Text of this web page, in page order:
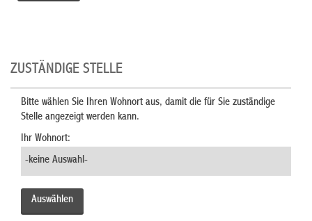
ZUSTÄNDIGE STELLE
Bitte wählen Sie Ihren Wohnort aus, damit die für Sie zuständige
Stelle angezeigt werden kann.
Ihr Wohnort: